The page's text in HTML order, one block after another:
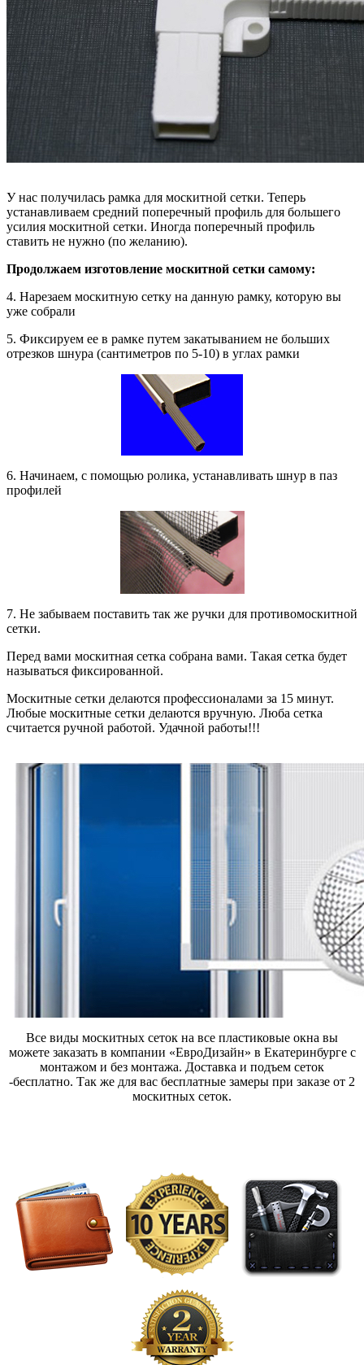
У нас получилась рамка для москитной сетки. Теперь
устанавливаем средний поперечный профиль для большего
усилия москитной сетки. Иногда поперечный профиль
ставить не нужно (по желанию).
Продолжаем изготовление москитной сетки самому:
4. Нарезаем москитную сетку на данную рамку, которую вы
уже собрали
5. Фиксируем ее в рамке путем закатыванием не больших
отрезков шнура (сантиметров по 5-10) в углах рамки
6. Начинаем, с помощью ролика, устанавливать шнур в паз
профилей
7. Не забываем поставить так же ручки для противомоскитной
сетки.
Перед вами москитная сетка собрана вами. Такая сетка будет
называться фиксированной.
Москитные сетки делаются профессионалами за 15 минут.
Любые москитные сетки делаются вручную. Люба сетка
считается ручной работой. Удачной работы!!!
Все виды москитных сеток на все пластиковые окна вы
можете заказать в компании «ЕвроДизайн» в Екатеринбурге с
монтажом и без монтажа. Доставка и подъем сеток
-бесплатно. Так же для вас бесплатные замеры при заказе от 2
москитных сеток.